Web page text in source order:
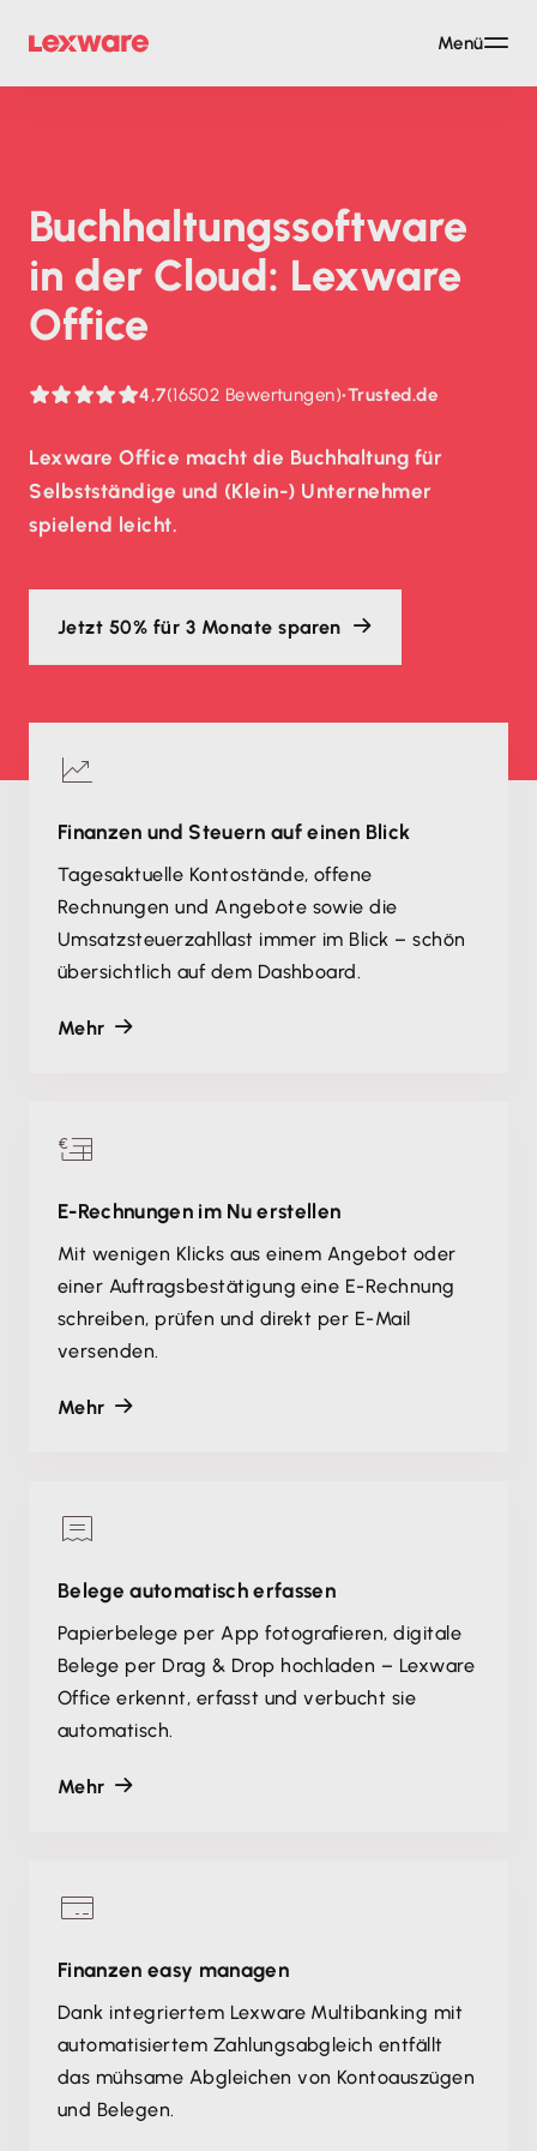
Buch­haltungs­soft­ware
in der Cloud: Lexware
Office
4,7(16502 Bewertungen)•Trusted.de
Lexware Office macht die Buchhaltung für
Selbstständige und (Klein-) Unternehmer
spielend leicht.
Jetzt 50% für 3 Monate sparen
Finanzen und Steuern auf einen Blick
Tagesaktuelle Kontostände, offene
Rechnungen und Angebote sowie die
Umsatzsteuerzahllast immer im Blick – schön
übersichtlich auf dem Dashboard.
Mehr
E-Rechnungen im Nu erstellen
Mit wenigen Klicks aus einem Angebot oder
einer Auftragsbestätigung eine E-Rechnung
schreiben, prüfen und direkt per E-Mail
versenden.
Mehr
Belege automatisch erfassen
Papierbelege per App fotografieren, digitale
Belege per Drag & Drop hochladen – Lexware
Office erkennt, erfasst und verbucht sie
automatisch.
Mehr
Finanzen easy managen
Dank integriertem Lexware Multibanking mit
automatisiertem Zahlungsabgleich entfällt
das mühsame Abgleichen von Kontoauszügen
und Belegen.
Menü